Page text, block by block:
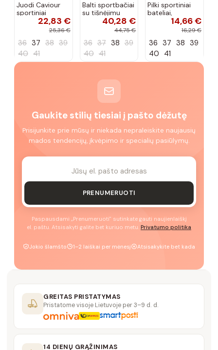
Juodi Caviour
sportiniai
sportbačiai22,83 €
25,36 €
36 37 38 39
40 41
Balti sportbačiai
su tišnėjimu
Peyton40,28 €
44,75 €
36 37 38 39
40 41
Pilki sportiniai
bateliai,
„Justice"14,66 €
16,29 €
36 37 38 39
40 41
Gaukite stilių tiesiai į pašto dėžutę
Prisijunkite prie mūsų ir niekada nepraleiskite naujausių
mados tendencijų, įkvėpimo ir specialių pasiūlymų.
PRENUMERUOTI
Paspausdami „Prenumeruoti" sutinkate gauti naujienlaiškį
el. paštu. Atsisakyti galite bet kuriuo metu. Privatumo politika
Jokio šlamšto 1–2 laiškai per mėnesį Atsisakykite bet kada
GREITAS PRISTATYMAS
Pristatome visoje Lietuvoje per 3–9 d. d.
14 DIENŲ GRĄŽINIMAS